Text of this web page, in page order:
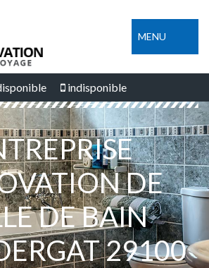
MENU
indisponible
DE
DE BAIN
29100